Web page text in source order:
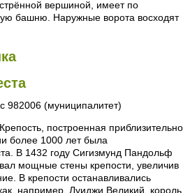
вершиной, имеет по
башню. Наружные ворота восходят
982006 (муниципалитет)
построенная приблизительно
более 1000 лет была
В 1432 году Сигизмунд Пандольф
мощные стены крепости, увеличив
В крепости останавливались
например, Луиджи Великий, король